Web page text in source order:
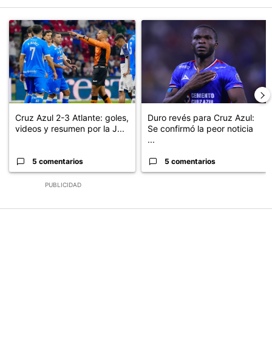
PUBLICIDAD
Un artículo de tendencia con el título "Cruz Azul 2-3 Atlante:
Cruz Azul 2-3 Atlante: goles,
videos y resumen por la J...
5 comentarios
Un artículo de tendencia con
Duro revés para Cruz Azul:
Se confirmó la peor noticia
...
5 comentarios